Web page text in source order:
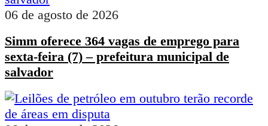
06 de agosto de 2026
Simm oferece 364 vagas de emprego para
sexta-feira (7) – prefeitura municipal de
salvador